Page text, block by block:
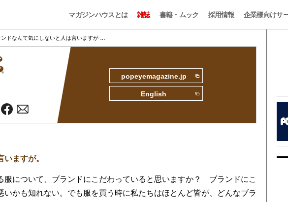
マガジンハウスとは 雑誌 書籍・ムック 採用情報 企業様向けサ
ンドなんて気にしないと人は言いますが …
popeyemagazine.jp
English
ますが。
服について、ブランドにこだわっていると思いますか？ ブランドにこ
いかも知れない。でも服を買う時に私たちはほとんど皆が、どんなブラ